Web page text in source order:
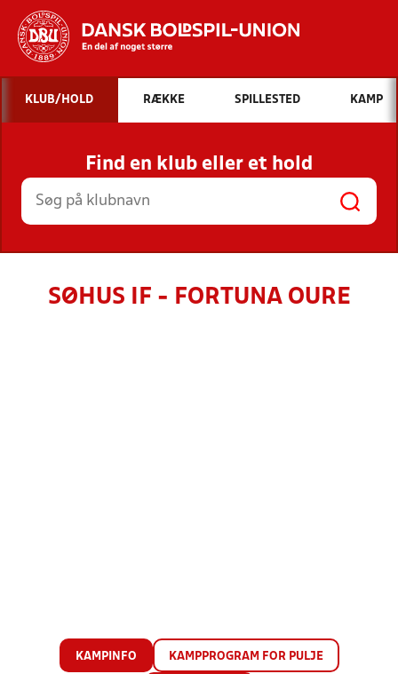
Hvad vil du søge efter?
INDHOLD OG NYHEDER
STILLINGER, RESULTATER, KLUBBER OG
HOLD
KLUB/HOLD RÆKKE SPILLESTED KAMP
Find en klub eller et hold
SØHUS IF - FORTUNA OURE
KAMPINFO KAMPPROGRAM FOR PULJE